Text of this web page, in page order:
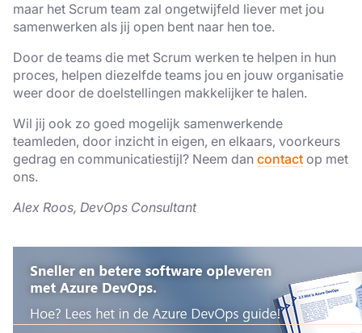
maar het Scrum team zal ongetwijfeld liever met jou
samenwerken als jij open bent naar hen toe.
Door de teams die met Scrum werken te helpen in hun
proces, helpen diezelfde teams jou en jouw organisatie
weer door de doelstellingen makkelijker te halen.
Wil jij ook zo goed mogelijk samenwerkende
teamleden, door inzicht in eigen, en elkaars, voorkeurs
gedrag en communicatiestijl? Neem dan contact op met
ons.
Alex Roos, DevOps Consultant